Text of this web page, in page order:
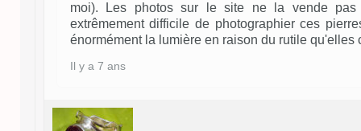
moi). Les photos sur le site ne la vende
extrêmement difficile de photographier ces
énormément la lumière en raison du rutile qu'elles
Il y a 7 ans